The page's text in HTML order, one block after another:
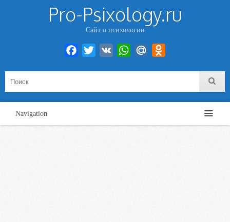
Pro-Psixology.ru
Сайт о психологии
Facebook
Twitter VK WhatsAppMail.Ru
Navigation